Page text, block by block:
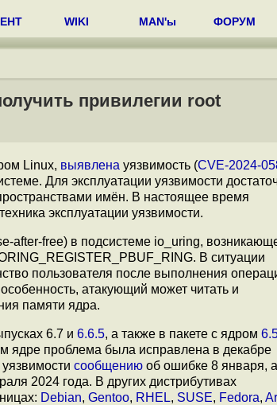
WIKI MAN'ы ФОРУМ
привилегии root
Linux, выявлена уязвимость (CVE-2024-
Для эксплуатации уязвимости
имён. В настоящее время
эксплуатации уязвимости.
after-free) в подсистеме io_uring,
В ситуации
пользователя после выполнения
атакующий может читать и
памяти ядра.
6.7 и 6.6.5, а также в пакете с ядром
ядре проблема была исправлена в декабре
сообщению об ошибке 8 января, а
2024 года. В других дистрибутивах
Debian, Gentoo, RHEL, SUSE, Fedora,